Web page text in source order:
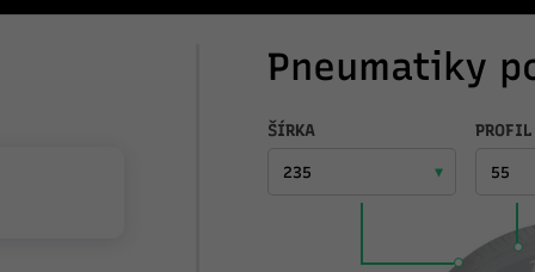
Pneumatiky
ŠÍRKA PROFIL